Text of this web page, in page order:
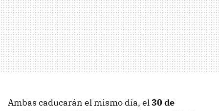
Ambas caducarán el mismo día, el30 de